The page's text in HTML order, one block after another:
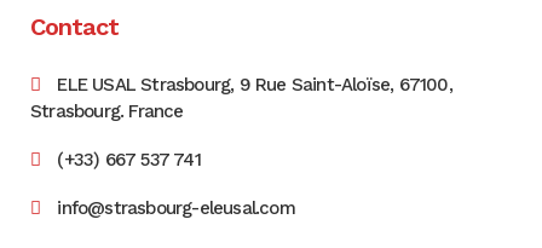
Contact
ELE USAL Strasbourg, 9 Rue Saint-Aloïse, 67100,
Strasbourg. France
(+33) 667 537 741
info@strasbourg-eleusal.com